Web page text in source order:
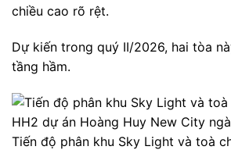
chiều cao rõ rệt.
Dự kiến trong quý II/2026, hai tòa
tầng hầm.
Tiến độ phân khu Sky Light và toà